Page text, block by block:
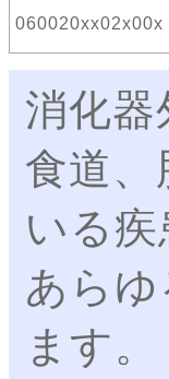
060020xx02x00x
消化
食道
いる
あら
ます。